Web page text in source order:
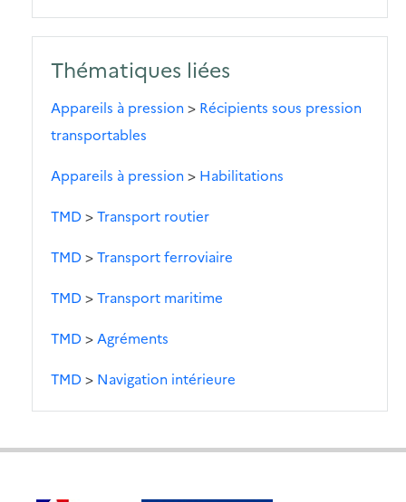
Thématiques liées
Appareils à pression > Récipients sous pression
transportables
Appareils à pression > Habilitations
TMD>Transport routier
TMD>Transport ferroviaire
TMD>Transport maritime
TMD> Agréments
TMD> Navigation intérieure